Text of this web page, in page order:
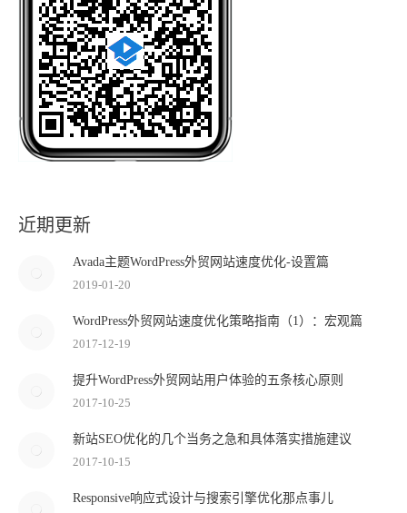
近期更新
Avada主题WordPress外贸网站速度优化-设置篇
2019-01-20
WordPress外贸网站速度优化策略指南（1）：宏观篇
2017-12-19
提升WordPress外贸网站用户体验的五条核心原则
2017-10-25
新站SEO优化的几个当务之急和具体落实措施建议
2017-10-15
Responsive响应式设计与搜索引擎优化那点事儿